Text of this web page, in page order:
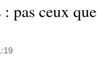
pas ceux que